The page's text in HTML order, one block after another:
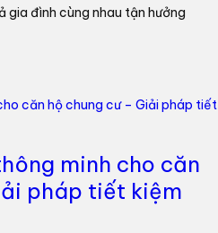
gia đình cùng nhau tận hưởng
minh cho căn
pháp tiết kiệm